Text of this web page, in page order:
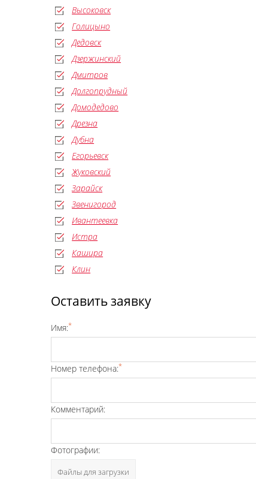
Высоковск
Голицыно
Дедовск
Дзержинский
Дмитров
Долгопрудный
Домодедово
Дрезна
Дубна
Егорьевск
Жуковский
Зарайск
Звенигород
Ивантеевка
Истра
Кашира
Клин
Оставить заявку
Имя:*
Номер телефона:*
Комментарий:
Фотографии:
Файлы для загрузки